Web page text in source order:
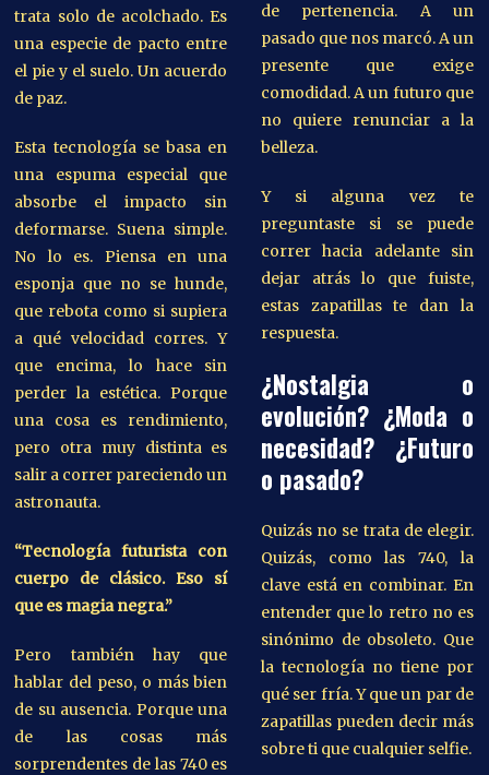
trata solo de acolchado. Es
una especie de pacto entre
el pie y el suelo. Un acuerdo
de paz.
Esta tecnología se basa en
una espuma especial que
absorbe el impacto sin
deformarse. Suena simple.
No lo es. Piensa en una
esponja que no se hunde,
que rebota como si supiera
a qué velocidad corres. Y
que encima, lo hace sin
perder la estética. Porque
una cosa es rendimiento,
pero otra muy distinta es
salir a correr pareciendo un
astronauta.
“Tecnología futurista con
cuerpo de clásico. Eso sí
que es magia negra.”
Pero también hay que
hablar del peso, o más bien
de su ausencia. Porque una
de las cosas más
sorprendentes de las 740 es
de pertenencia. A un
pasado que nos marcó. A un
presente que exige
comodidad. A un futuro que
no quiere renunciar a la
belleza.
Y si alguna vez te
preguntaste si se puede
correr hacia adelante sin
dejar atrás lo que fuiste,
estas zapatillas te dan la
respuesta.
¿Nostalgia o
evolución? ¿Moda o
necesidad? ¿Futuro
o pasado?
Quizás no se trata de elegir.
Quizás, como las 740, la
clave está en combinar. En
entender que lo retro no es
sinónimo de obsoleto. Que
la tecnología no tiene por
qué ser fría. Y que un par de
zapatillas pueden decir más
sobre ti que cualquier selfie.